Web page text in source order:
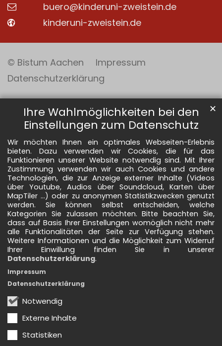
Ihre Wahlmöglichkeiten bei den
Einstellungen zum Datenschutz
Wir möchten Ihnen ein optimales Webseiten-Erlebnis
bieten. Dazu verwenden wir Cookies, die für das
Funktionieren unserer Website notwendig sind. Mit Ihrer
Zustimmung verwenden wir auch Cookies und andere
Technologien, die zur Anzeige externer Inhalte (Videos
über Youtube, Audios über Soundcloud, Karten über
MapTiler ...) oder zu anonymen Statistikzwecken genutzt
werden. Sie können selbst entscheiden, welche
Kategorien Sie zulassen möchten. Bitte beachten Sie,
dass auf Basis Ihrer Einstellungen womöglich nicht mehr
alle Funktionalitäten der Seite zur Verfügung stehen.
Weitere Informationen und die Möglichkeit zum Widerruf
Ihrer Einwillung finden Sie in unserer
Datenschutzerklärung.
Notwendig
Externe Inhalte
Statistiken
✕
Impressum
Datenschutzerklärung
buero@kinderuni-zweistein.de
kinderuni-zweistein.de
© Bistum Aachen
Impressum
Datenschutzerklärung